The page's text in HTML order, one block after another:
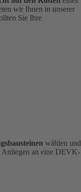
wir Ihnen in unserer
Sie Ihre
wählen und
Anliegen an eine DEVK-